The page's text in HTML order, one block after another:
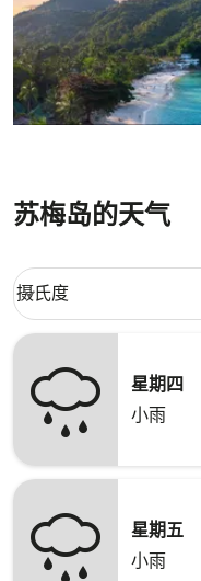
苏梅岛的天气
Weather unit option 摄
摄氏度
keyboard_arrow_down
星期四
小雨
星期五
小雨